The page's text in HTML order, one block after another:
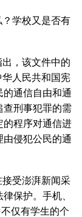
学校又是否有
出，该文件中的
人民共和国宪
通信自由和通
查刑事犯罪的需
的程序对通信进
侵犯公民的通
受澎湃新闻采
保护。手机、
仅有学生的个